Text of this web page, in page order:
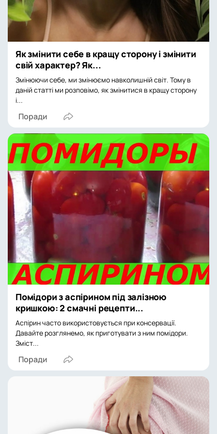
Як змінити себе в кращу сторону і змінити
свій характер? Як...
Змінюючи себе, ми змінюємо навколишній світ. Тому в
даній статті ми розповімо, як змінитися в кращу сторону
і...
Поради
Помідори з аспірином під залізною
кришкою: 2 смачні рецепти...
Аспірин часто використовується при консервації.
Давайте розглянемо, як приготувати з ним помідори.
Зміст...
Поради